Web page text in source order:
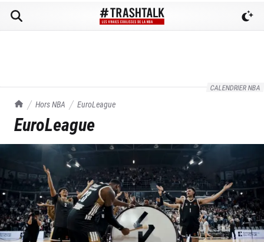
CALENDRIER NBA
TrashTalk Actu NBA
Hors NBA EuroLeague
EuroLeague